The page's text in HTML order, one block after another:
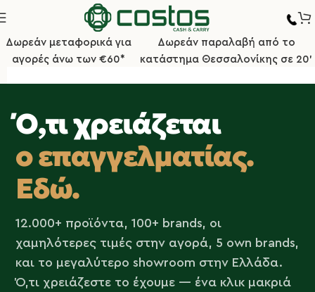
Δωρεάν μεταφορικά για
αγορές άνω των €60*
Δωρεάν παραλαβή από το
κατάστημα Θεσσαλονίκης σε 20'
Ό,τι χρειάζεται
ο επαγγελματίας.
Εδώ.
12.000+ προϊόντα, 100+ brands, οι
χαμηλότερες τιμές στην αγορά, 5 own brands,
και το μεγαλύτερο showroom στην Ελλάδα.
Ό,τι χρειάζεστε το έχουμε — ένα κλικ μακριά